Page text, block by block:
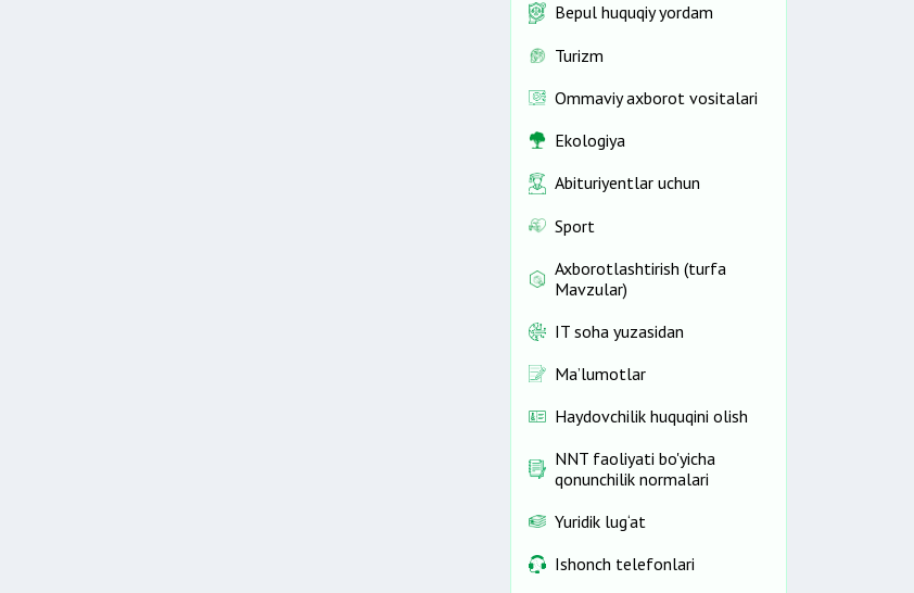
Bepul huquqiy yordam
Turizm
Ommaviy axborot vositalari
Ekologiya
Abituriyentlar uchun
Sport
Axborotlashtirish (turfa
Mavzular)
IT soha yuzasidan
Ma’lumotlar
Haydovchilik huquqini olish
NNT faoliyati bo'yicha
qonunchilik normalari
Yuridik lug‘at
Ishonch telefonlari